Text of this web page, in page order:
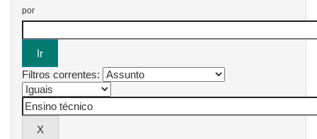
por
Filtros correntes: